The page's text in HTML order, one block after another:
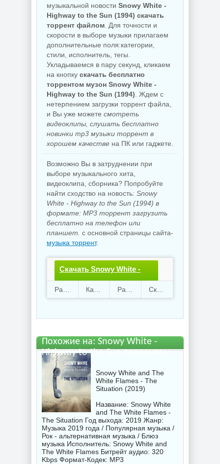
музыкальной новости Snowy White -
Highway to the Sun (1994) скачать
торрент файлом . Для точности и
скорости в выборе музыки прилагаем
дополнительные поля:категории,
стили, исполнитель, тегы.
Укладываемся в пару секунд, кликаем
на кнопку скачать бесплатно
торрентом музон Snowy White -
Highway to the Sun (1994) . Ждем с
нетерпением загрузки торрент файла,
и Вы уже можете смотреть
видеоклипы, слушать бесплатно
новинки mp3 музыки торрент в
хорошем качестве на ПК или гаджете.
Возможно Вы в затруднении при
выборе музыкального хита,
видеоклипа, сборника? Попробуйте
найти сходство на новость: Snowy
White - Highway to the Sun (1994) в
формате: MP3 торрент загрузить
бесплатно на телефон или
планшет. с основной страницы сайта-
музыка торрент.
Скачать Snowy White -
Highway to the Sun.torrent
117 75 153.16 Mb
Похожие на: Snowy White -
Highway to the Sun торрентом
Snowy White and The
White Flames - The
Situation (2019)
Название: Snowy White
and The White Flames -
The Situation Год выхода: 2019 Жанр:
Музыка 2019 года / Популярная музыка /
Рок - альтернативная музыка / Блюз
музыка Исполнитель: Snowy White and
The White Flames Битрейт аудио: 320
Kbps Формат-Кодек: MP3